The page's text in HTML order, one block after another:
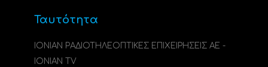
Ταυτότητα
ΙΟΝΙΑΝ ΡΑΔΙΟΤΗΛΕΟΠΤΙΚΕΣ ΕΠΙΧΕΙΡΗΣΕΙΣ ΑΕ -
IONIAN TV